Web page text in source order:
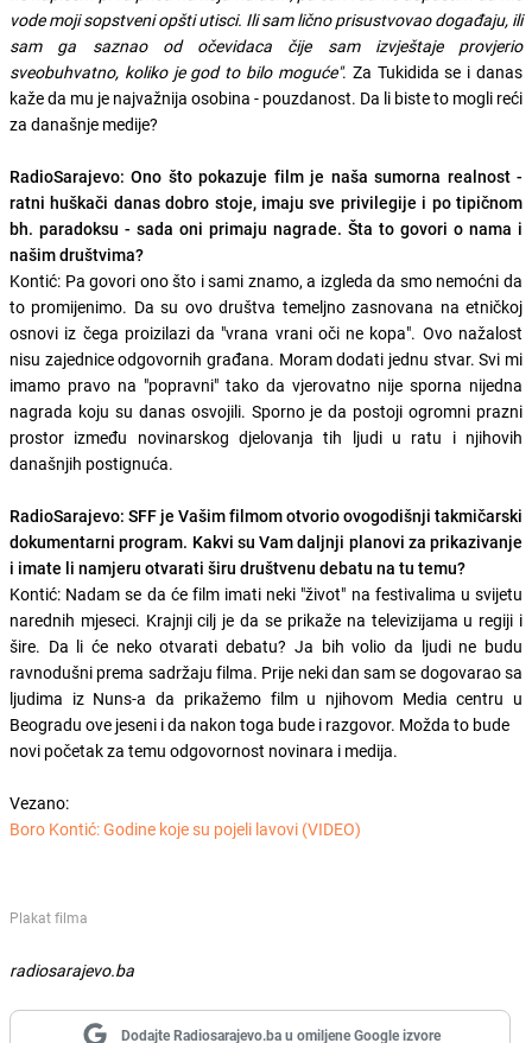
vode moji sopstveni opšti utisci. Ili sam lično prisustvovao događaju, ili
sam ga saznao od očevidaca čije sam izvještaje provjerio
sveobuhvatno, koliko je god to bilo moguće". Za Tukidida se i danas
kaže da mu je najvažnija osobina - pouzdanost. Da li biste to mogli reći
za današnje medije?
RadioSarajevo: Ono što pokazuje film je naša sumorna realnost -
ratni huškači danas dobro stoje, imaju sve privilegije i po tipičnom
bh. paradoksu - sada oni primaju nagrade. Šta to govori o nama i
našim društvima?
Kontić: Pa govori ono što i sami znamo, a izgleda da smo nemoćni da
to promijenimo. Da su ovo društva temeljno zasnovana na etničkoj
osnovi iz čega proizilazi da "vrana vrani oči ne kopa". Ovo nažalost
nisu zajednice odgovornih građana. Moram dodati jednu stvar. Svi mi
imamo pravo na "popravni" tako da vjerovatno nije sporna nijedna
nagrada koju su danas osvojili. Sporno je da postoji ogromni prazni
prostor između novinarskog djelovanja tih ljudi u ratu i njihovih
današnjih postignuća.
RadioSarajevo: SFF je Vašim filmom otvorio ovogodišnji takmičarski
dokumentarni program. Kakvi su Vam daljnji planovi za prikazivanje
i imate li namjeru otvarati širu društvenu debatu na tu temu?
Kontić: Nadam se da će film imati neki "život" na festivalima u svijetu
narednih mjeseci. Krajnji cilj je da se prikaže na televizijama u regiji i
šire. Da li će neko otvarati debatu? Ja bih volio da ljudi ne budu
ravnodušni prema sadržaju filma. Prije neki dan sam se dogovarao sa
ljudima iz Nuns-a da prikažemo film u njihovom Media centru u
Beogradu ove jeseni i da nakon toga bude i razgovor. Možda to bude
novi početak za temu odgovornost novinara i medija.
Vezano:
Boro Kontić: Godine koje su pojeli lavovi (VIDEO)
Plakat filma
radiosarajevo.ba
Dodajte Radiosarajevo.ba u omiljene Google izvore